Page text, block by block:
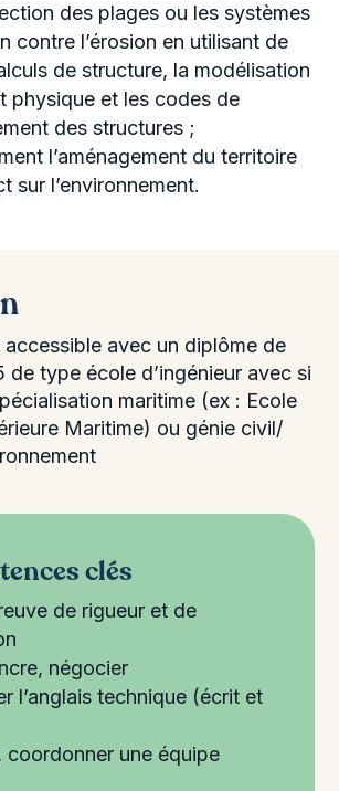
des plages ou les systèmes
contre l’érosion en utilisant de
de structure, la modélisation
physique et les codes de
des structures ;
l’aménagement du territoire
sur l’environnement.
avec un diplôme de
de type école d’ingénieur avec si
maritime (ex : Ecole
Maritime) ou génie civil/
clés
de rigueur et de
négocier
l’anglais technique (écrit et
coordonner une équipe